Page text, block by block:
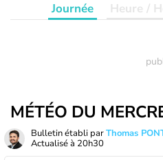
Journée Heure /
MÉTÉO DU
Bulletin établi parThomas
Actualisé à 20h30